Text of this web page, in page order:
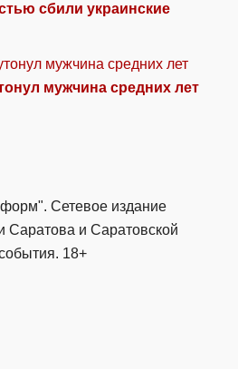
сбили украинские
мужчина средних лет
Сетевое издание
и Саратовской
18+